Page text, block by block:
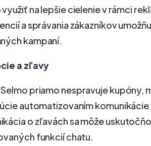
využiť na lepšie cielenie v rámci
a správania zákazníkov
kampaní.
a zľavy
priamo nespravuje kupóny,
automatizovaním komunikácie
o zľavách sa môže
funkcií chatu.